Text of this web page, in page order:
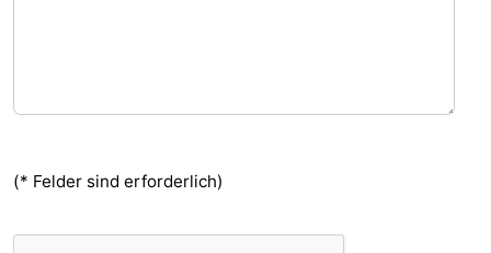
(* Felder sind erforderlich)